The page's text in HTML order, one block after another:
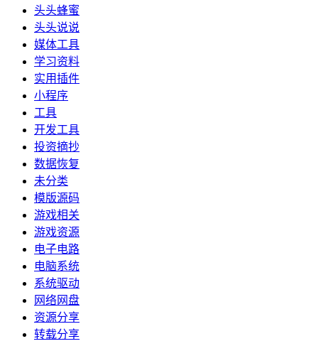
头头蜂蜜
头头说说
媒体工具
学习资料
实用插件
小程序
工具
开发工具
投资摘抄
数据恢复
未分类
模版源码
游戏相关
游戏资源
电子电路
电脑系统
系统驱动
网络网盘
资源分享
转载分享